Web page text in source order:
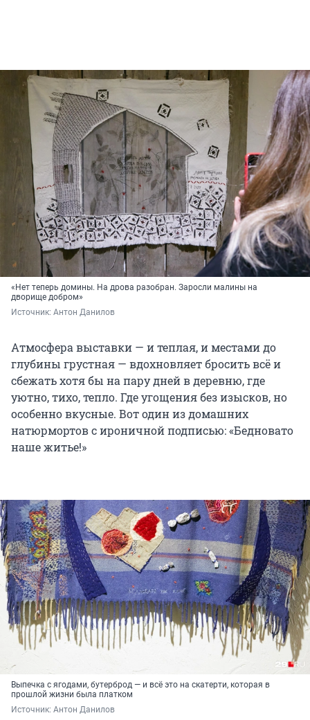
«Нет теперь домины. На дрова разобран. Заросли малины на
дворище добром»
Источник: Антон Данилов
Атмосфера выставки — и теплая, и местами до
глубины грустная — вдохновляет бросить всё и
сбежать хотя бы на пару дней в деревню, где
уютно, тихо, тепло. Где угощения без изысков, но
особенно вкусные. Вот один из домашних
натюрмортов с ироничной подписью: «Бедновато
наше житье!»
Выпечка с ягодами, бутерброд — и всё это на скатерти, которая в
прошлой жизни была платком
Источник: Антон Данилов